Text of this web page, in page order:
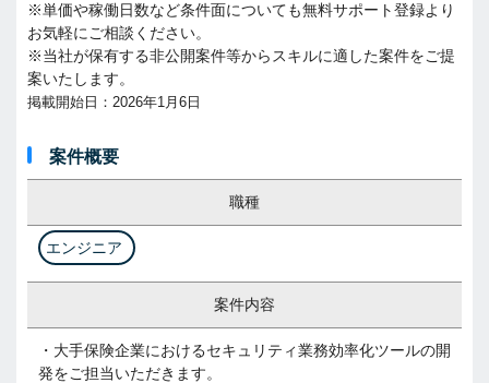
※単価や稼働日数など条件面についても無料サポート登録より
お気軽にご相談ください。
※当社が保有する非公開案件等からスキルに適した案件をご提
案いたします。
掲載開始日：2026年1月6日
案件概要
職種
エンジニア
案件内容
・大手保険企業におけるセキュリティ業務効率化ツールの開
発をご担当いただきます。